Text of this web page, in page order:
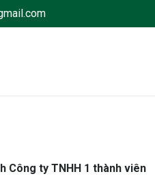
Công ty TNHH 1 thành viên